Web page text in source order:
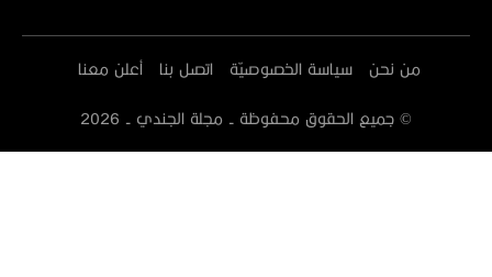
من نحن سياسة الخصوصيّة اتصل بنا أعلن معنا
© جميع الحقوق محفوظة - مجلة الجندي - 2026